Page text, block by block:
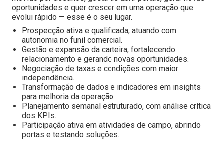
oportunidades e quer crescer em uma operação que
evolui rápido — esse é o seu lugar.
Prospecção ativa e qualificada, atuando com
autonomia no funil comercial.
Gestão e expansão da carteira, fortalecendo
relacionamento e gerando novas oportunidades.
Negociação de taxas e condições com maior
independência.
Transformação de dados e indicadores em insights
para melhoria da operação.
Planejamento semanal estruturado, com análise crítica
dos KPIs.
Participação ativa em atividades de campo, abrindo
portas e testando soluções.